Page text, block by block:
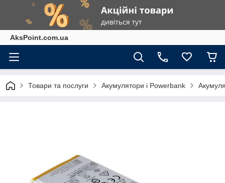
AksPoint.com.ua
Товари та послуги Акумулятори і Powerbank